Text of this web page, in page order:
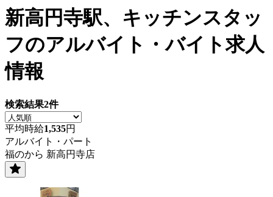
新高円寺駅、キッチンスタッ
フのアルバイト・バイト求人
情報
検索結果2件
平均時給1,535円
アルバイト・パート
福のから 新高円寺店